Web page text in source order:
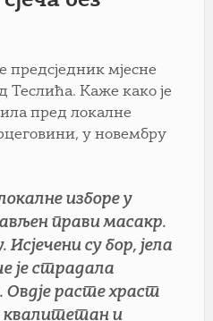
предсједник мјесне
Теслића. Каже како је
пред локалне
у новембру
изборе у
прави масакр.
Исјечени су бор, јела
је страдала
расте храст
квалитетан и